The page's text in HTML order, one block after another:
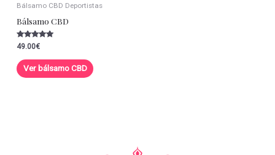
Bálsamo CBD Deportistas
Bálsamo CBD
Valorado con
5.00
de 5
49.00€
Ver bálsamo CBD